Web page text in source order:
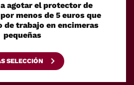
agotar el protector de
menos de 5 euros que
de trabajo en encimeras
pequeñas
SELECCIÓN